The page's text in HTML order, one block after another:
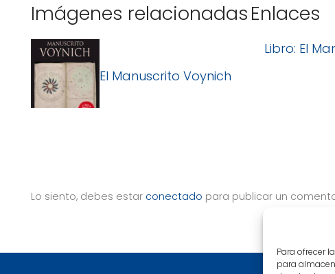
Para ofrecer
para
Imágenes relacionadas
El Manuscrito Voynich
Enlaces
Libro: El
Lo siento, debes estar conectado para publicar un